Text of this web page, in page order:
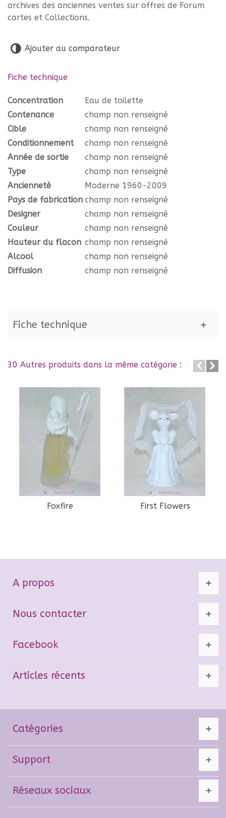
archives des anciennes ventes sur offres de Forum
cartes et Collections.
Ajouter au comparateur
Fiche technique
Concentration
Eau de toilette
Contenance
champ non renseigné
Cible
champ non renseigné
Conditionnement
champ non renseigné
Année de sortie
champ non renseigné
Type
champ non renseigné
Ancienneté
Moderne 1960-2009
Pays de fabrication champ non renseigné
Designer
champ non renseigné
Couleur
champ non renseigné
Hauteur du flacon champ non renseigné
Alcool
champ non renseigné
Diffusion
champ non renseigné
Fiche technique
30 Autres produits dans la même catégorie :
Foxfire First Flowers
A propos
Nous contacter
Facebook
Articles récents
Catégories
Support
Réseaux sociaux